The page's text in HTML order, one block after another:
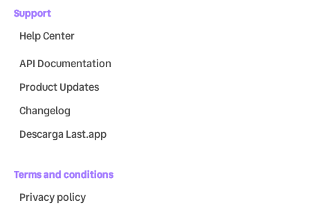
Support
Help Center
API Documentation
Product Updates
Changelog
Descarga Last.app
Terms and conditions
Privacy policy